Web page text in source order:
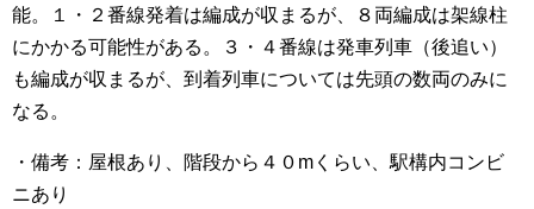
能。１・２番線発着は編成が収まるが、８両編成は架線柱
にかかる可能性がある。３・４番線は発車列車（後追い）
も編成が収まるが、到着列車については先頭の数両のみに
なる。
・備考：屋根あり、階段から４０mくらい、駅構内コンビ
ニあり